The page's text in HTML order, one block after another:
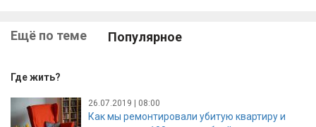
Ещё по теме Популярное
Где жить?
26.07.2019 | 08:00
Как мы ремонтировали убитую квартиру и